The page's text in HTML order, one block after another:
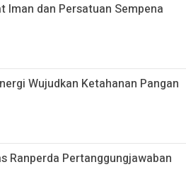
Iman dan Persatuan Sempena
Wujudkan Ketahanan Pangan
Ranperda Pertanggungjawaban